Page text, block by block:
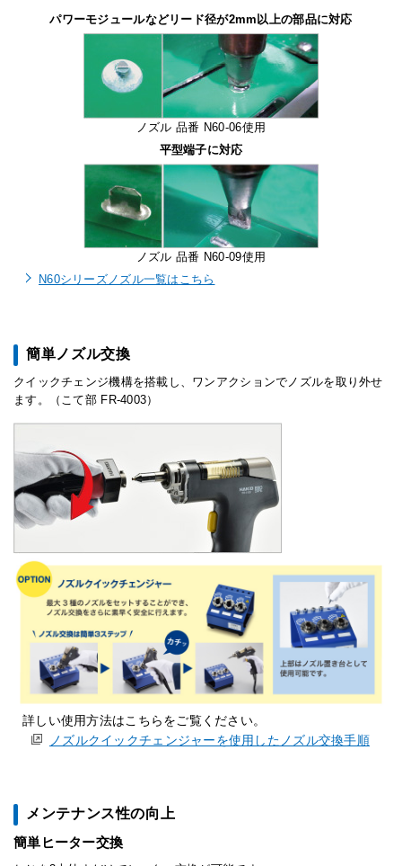
パワーモジュールなどリード径が2mm以上の部品に対応
ノズル 品番 N60-06使用
平型端子に対応
ノズル 品番 N60-09使用
N60シリーズノズル一覧はこちら
簡単ノズル交換
クイックチェンジ機構を搭載し、ワンアクションでノズルを取り外せ
ます。（こて部 FR-4003）
詳しい使用方法はこちらをご覧ください。
ノズルクイックチェンジャーを使用したノズル交換手順
メンテナンス性の向上
簡単ヒーター交換